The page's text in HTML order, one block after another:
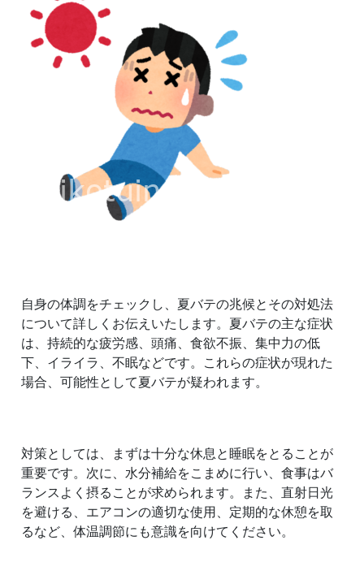
自身の体調をチェックし、夏バテの兆候とその対処法
について詳しくお伝えいたします。夏バテの主な症状
は、持続的な疲労感、頭痛、食欲不振、集中力の低
下、イライラ、不眠などです。これらの症状が現れた
場合、可能性として夏バテが疑われます。
対策としては、まずは十分な休息と睡眠をとることが
重要です。次に、水分補給をこまめに行い、食事はバ
ランスよく摂ることが求められます。また、直射日光
を避ける、エアコンの適切な使用、定期的な休憩を取
るなど、体温調節にも意識を向けてください。